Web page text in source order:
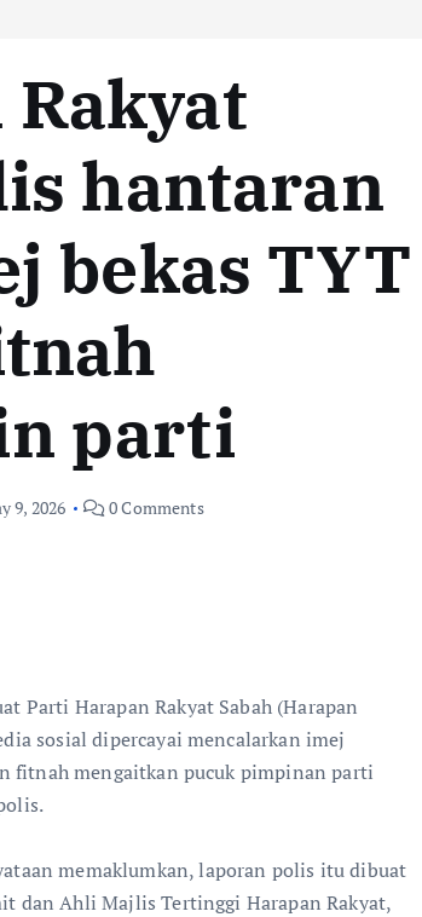
hantaran
bekas TYT
parti
9, 2026 0 Comments
Parti Harapan Rakyat Sabah (Harapan
sosial dipercayai mencalarkan imej
fitnah mengaitkan pucuk pimpinan parti
memaklumkan, laporan polis itu dibuat
dan Ahli Majlis Tertinggi Harapan Rakyat,